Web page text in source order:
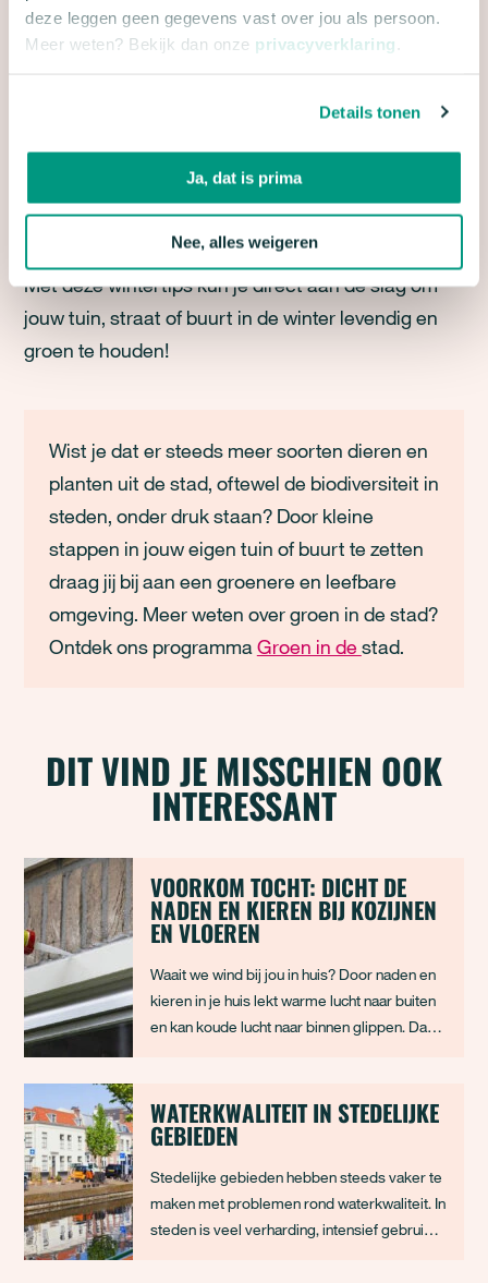
deze leggen geen gegevens vast over jou als persoon.
Meer weten? Bekijk dan onze privacyverklaring
Details tonen
Ja, dat is prima
Nee, alles weigeren
6. WEINIG TIJD? LAAT PLANTEN MET RUST
IN DE WINTER
uitgebloeide bloemen en planten staan: ze geven
een sfeervol winterbeeld en bieden voeding en een
schuilplek voor vogels.
Met deze wintertips kun je direct aan de slag om
jouw tuin, straat of buurt in de winter levendig en
groen te houden!
Wist je dat ersteeds meer soorten dieren en
planten uit de stad, oftewel de biodiversiteit in
steden, onder drukstaan? Door kleine
stappen in jouweigen tuin of buurt te zetten
draag jij bij aan een groenere en leefbare
omgeving. Meer weten over groen in de stad?
Ontdek ons programmaGroen in de stad.
DIT VIND JE MISSCHIEN OOK
INTERESSANT
VOORKOM TOCHT: DICHT DE
NADEN EN KIEREN BIJ KOZIJNEN
EN VLOEREN
Waait we wind bij jou in huis? Door naden en
kieren in je huis lekt warme lucht naar buiten
en kan koude lucht naar binnen glippen. Dat is
het huis op de juiste temperatuur te houden.
Gelukkig zijn de meest voor
WATERKWALITEIT IN STEDELIJKE
GEBIEDEN
Stedelijke gebieden hebben steeds vaker te
maken met problemen rond waterkwaliteit. In
steden is veel verharding, intensief gebruik